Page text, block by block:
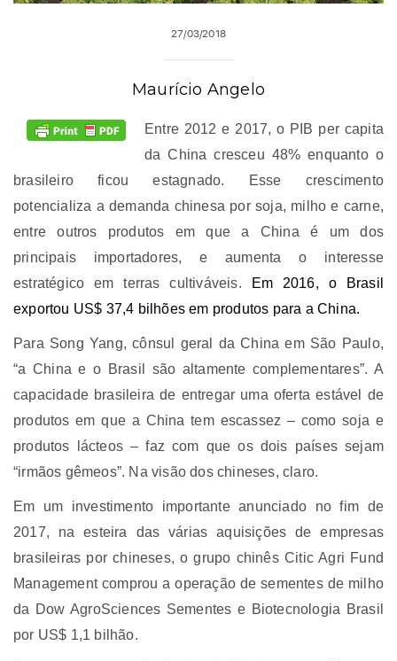
27/03/2018
Maurício Angelo
Entre 2012 e 2017, o PIB per capita
da China cresceu 48% enquanto o
brasileiro ficou estagnado. Esse crescimento
potencializa a demanda chinesa por soja, milho e carne,
entre outros produtos em que a China é um dos
principais importadores, e aumenta o interesse
estratégico em terras cultiváveis.
Em 2016, o Brasil
exportou US$ 37,4 bilhões em produtos para a China.
Para Song Yang, cônsul geral da China em São Paulo,
“a China e o Brasil são altamente complementares”. A
capacidade brasileira de entregar uma oferta estável de
produtos em que a China tem escassez – como soja e
produtos lácteos – faz com que os dois países sejam
“irmãos gêmeos”. Na visão dos chineses, claro.
Em um investimento importante anunciado no fim de
2017, na esteira das várias aquisições de empresas
brasileiras por chineses, o grupo chinês Citic Agri Fund
Management comprou a operação de sementes de milho
da Dow AgroSciences Sementes e Biotecnologia Brasil
por US$ 1,1 bilhão.